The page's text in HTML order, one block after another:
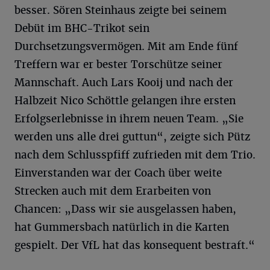
besser. Sören Steinhaus zeigte bei seinem
Debüt im BHC-Trikot sein
Durchsetzungsvermögen. Mit am Ende fünf
Treffern war er bester Torschütze seiner
Mannschaft. Auch Lars Kooij und nach der
Halbzeit Nico Schöttle gelangen ihre ersten
Erfolgserlebnisse in ihrem neuen Team. „Sie
werden uns alle drei guttun“, zeigte sich Pütz
nach dem Schlusspfiff zufrieden mit dem Trio.
Einverstanden war der Coach über weite
Strecken auch mit dem Erarbeiten von
Chancen: „Dass wir sie ausgelassen haben,
hat Gummersbach natürlich in die Karten
gespielt. Der VfL hat das konsequent bestraft.“